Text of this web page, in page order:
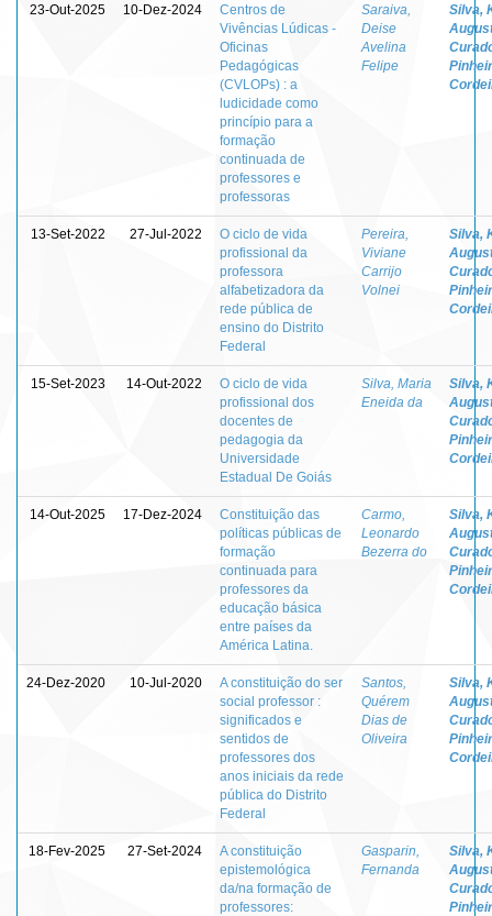
23-Out-2025 10-Dez-2024
Centros de
Vivências Lúdicas -
Oficinas
Pedagógicas
(CVLOPs) : a
ludicidade como
princípio para a
formação
continuada de
professores e
professoras
Saraiva,
Deise
Avelina
Felipe
Silva,
13-Set-2022 27-Jul-2022
O ciclo de vida
profissional da
professora
alfabetizadora da
rede pública de
ensino do Distrito
Federal
Pereira,
Viviane
Carrijo
Volnei
Silva,
15-Set-2023 14-Out-2022
O ciclo de vida
profissional dos
docentes de
pedagogia da
Universidade
Estadual De Goiás
Silva, Maria
Eneida da
Silva,
14-Out-2025 17-Dez-2024
Constituição das
políticas públicas de
formação
continuada para
professores da
educação básica
entre países da
América Latina.
Carmo,
Leonardo
Bezerra do
Silva,
24-Dez-2020 10-Jul-2020
A constituição do ser
social professor :
significados e
sentidos de
professores dos
anos iniciais da rede
pública do Distrito
Federal
Santos,
Quérem
Dias de
Oliveira
Silva,
18-Fev-2025 27-Set-2024
A constituição
epistemológica
da/na formação de
professores:
Gasparin,
Fernanda
Silva,